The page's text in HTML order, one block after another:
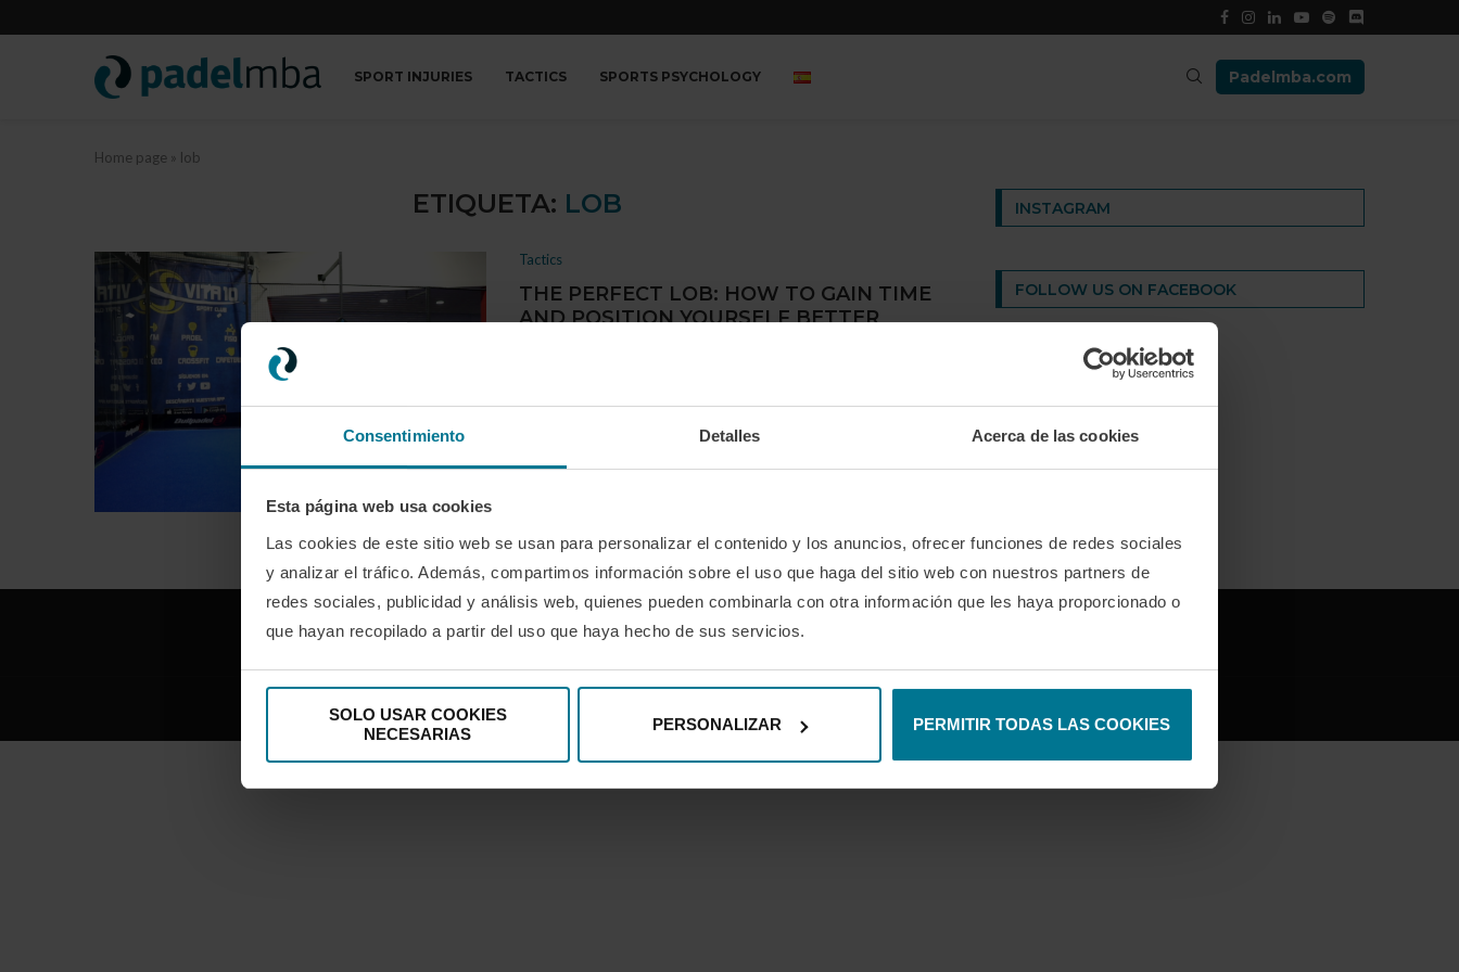
Consentimiento Detalles Acerca de las cookies
Esta página web usa cookies
Las cookies de este sitio web se usan para personalizar el contenido y los anuncios, ofrecer funciones de redes sociales
y analizar el tráfico. Además, compartimos información sobre el uso que haga del sitio web con nuestros partners de
redes sociales, publicidad y análisis web, quienes pueden combinarla con otra información que les haya proporcionado o
que hayan recopilado a partir del uso que haya hecho de sus servicios.
SOLO USAR COOKIES
NECESARIAS
PERSONALIZAR PERMITIR TODAS LAS COOKIES
SPORT INJURIES TACTICS SPORTS PSYCHOLOGY Padelmba.com
Home page » lob
ETIQUETA: LOB
Tactics
THE PERFECT LOB: HOW TO GAIN TIME
AND POSITION YOURSELF BETTER
INSTAGRAM
FOLLOW US ON FACEBOOK
FACEBOOK INSTAGRAM LINKEDIN YOUTUBE